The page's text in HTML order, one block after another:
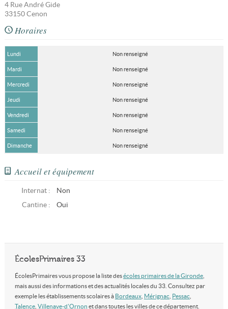
4 Rue André Gide
33150 Cenon
Horaires
Lundi Non renseigné
Mardi Non renseigné
Mercredi Non renseigné
Jeudi Non renseigné
Vendredi Non renseigné
Samedi Non renseigné
Dimanche Non renseigné
Accueil et équipement
Internat :
Non
Cantine :
Oui
ÉcolesPrimaires 33
ÉcolesPrimaires vous propose la liste desécoles primaires de la Gironde,
mais aussi des informations et des actualités locales du 33. Consultez par
exemple les établissements scolaires à Bordeaux, Mérignac, Pessac,
Talence, Villenave-d'Ornon et dans toutes les villes de ce département.